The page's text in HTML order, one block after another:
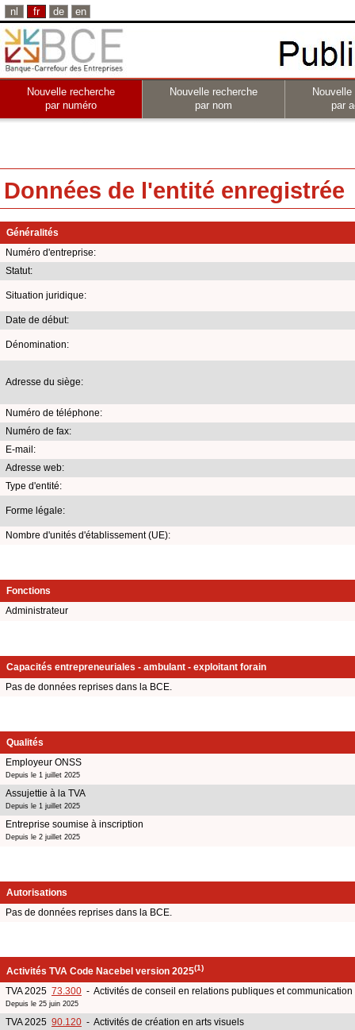
nl fr de en
Nouvelle recherche
par numéro
Nouvelle recherche
par nom
par
Données de l'entité enregistrée
Généralités
Numéro d'entreprise:
Statut:
Situation juridique:
Date de début:
Dénomination:
Adresse du siège:
Numéro de téléphone:
Numéro de fax:
E-mail:
Adresse web:
Type d'entité:
Forme légale:
Nombre d'unités d'établissement (UE):
Fonctions
Administrateur
Capacités entrepreneuriales - ambulant - exploitant forain
Pas de données reprises dans la BCE.
Qualités
Employeur ONSS
Depuis le 1 juillet 2025
Assujettie à la TVA
Depuis le 1 juillet 2025
Entreprise soumise à inscription
Depuis le 2 juillet 2025
Autorisations
Pas de données reprises dans la BCE.
Activités TVA Code Nacebel version 2025(1)
TVA 2025 73.300 - Activités de conseil en relations publiques et communication
Depuis le 25 juin 2025
TVA 2025 90.120 - Activités de création en arts visuels